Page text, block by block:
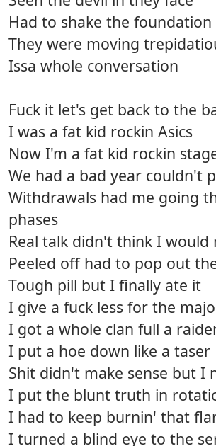
Had to shake the foundation
They were moving
Issa whole conversation
Fuck it let's get back to the
I was a fat kid rockin Asics
Now I'm a fat kid rockin
We had a bad year couldn't
Withdrawals had me going
phases
Real talk didn't think I would
Peeled off had to pop out
Tough pill but I finally ate it
I give a fuck less for the
I got a whole clan full a
I put a hoe down like a taser
Shit didn't make sense but I
I put the blunt truth in
I had to keep burnin' that
I turned a blind eye to the